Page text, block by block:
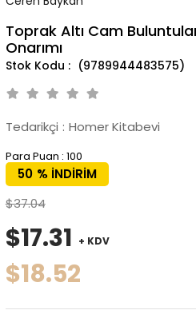
Toprak Altı Cam
Onarımı
(9789944483575)
Tedarikçi : Homer Kitabevi
Para Puan : 100
%
50
İNDIRIM
$37.04
$17.31 + KDV
$18.52